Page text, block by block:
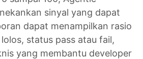
sinyal yang dapat
dapat menampilkan rasio
status pass atau fail,
yang membantu developer